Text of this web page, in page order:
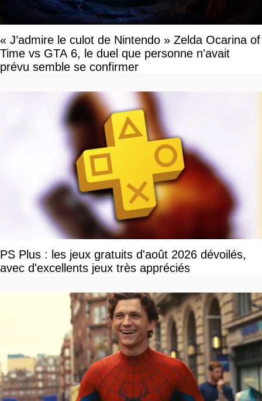
« J’admire le culot de Nintendo » Zelda Ocarina of
Time vs GTA 6, le duel que personne n'avait
prévu semble se confirmer
PS Plus : les jeux gratuits d'août 2026 dévoilés,
avec d'excellents jeux très appréciés